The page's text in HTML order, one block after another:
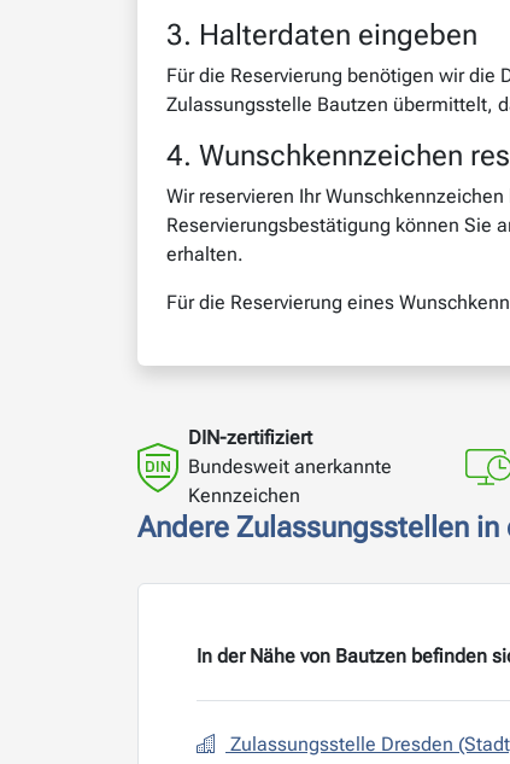
3. Halterdaten eingeben
Für die Reservierung benötigen wir die
Zulassungsstelle Bautzen übermittelt,
4. Wunschkennzeichen
Wir reservieren Ihr
Reservierungsbestätigung können Sie
erhalten.
Für die Reservierung eines
DIN-zertifiziert
Bundesweit anerkannte
Kennzeichen
Andere Zulassungsstellen in
In der Nähe von Bautzen befinden
Zulassungsstelle Dresden